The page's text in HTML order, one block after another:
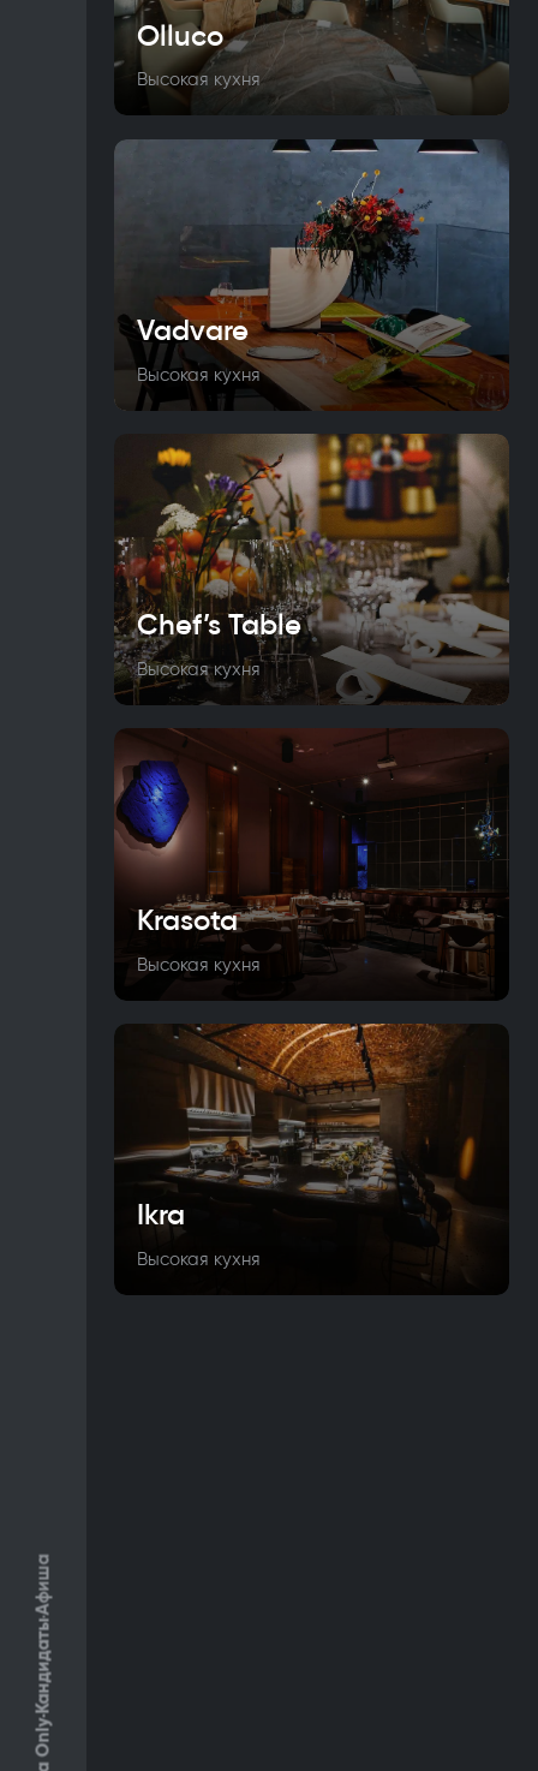
Кандидаты
Афиша
Olluco
Высокая кухня
Vadvare
Высокая кухня
Chef’s Table
Высокая кухня
Krasota
Высокая кухня
Ikra
Высокая кухня